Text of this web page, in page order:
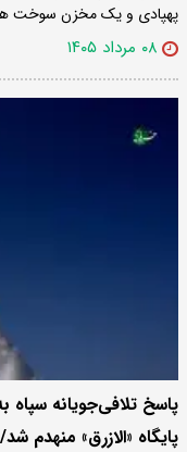
پهپادی و یک مخزن سوخت
۰۸ مرداد ۱۴۰۵
پایگاه «الازرق» منهدم